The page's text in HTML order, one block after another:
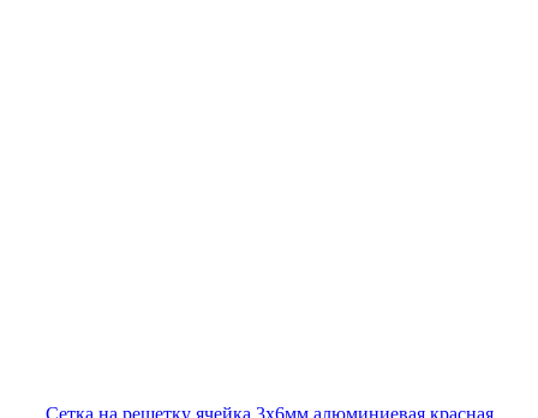
Сетка на решетку ячейка 3х6мм алюминиевая красная